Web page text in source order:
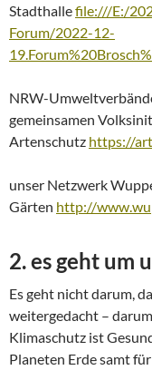
Stadthallefile:///E:/
Forum/2022-12-
NRW-
gemeinsamen
Artenschutz https://
unser Netzwerk
Gärten http://
2. es geht um
Es geht nicht darum,
weitergedacht –
Klimaschutz ist
Planeten Erde samt